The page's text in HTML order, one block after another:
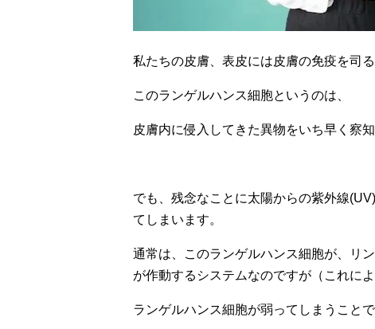
私たちの皮膚、表皮には皮膚の免疫を司
このランゲルハンス細胞というのは、
皮膚内に侵入してきた異物をいち早く察
でも、残念なことに太陽からの紫外線(UV
てしまいます。
通常は、このランゲルハンス細胞が、リ
が作動するシステムなのですが（これに
ランゲルハンス細胞が弱ってしまうこと